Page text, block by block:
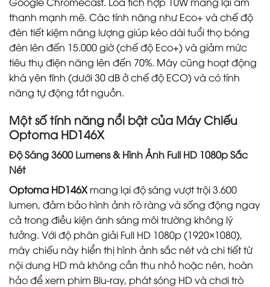
thanh mạnh mẽ. Các tính năng như Eco+ và chế độ
đèn tiết kiệm năng lượng giúp kéo dài tuổi thọ bóng
đèn lên đến 15.000 giờ (chế độ Eco+) và giảm mức
tiêu thụ điện năng lên đến 70%. Máy cũng hoạt động
khá yên tĩnh (dưới 30 dB ở chế độ ECO) và có tính
năng tự động tắt nguồn.
Một số tính năng nổi bật của Máy Chiếu
Optoma HD146X
Độ Sáng 3600 Lumens & Hình Ảnh Full HD 1080p Sắc
Nét
Optoma HD146X mang lại độ sáng vượt trội 3.600
lumen, đảm bảo hình ảnh rõ ràng và sống động ngay
cả trong điều kiện ánh sáng môi trường không lý
tưởng. Với độ phân giải Full HD 1080p (1920×1080),
máy chiếu này hiển thị hình ảnh sắc nét và chi tiết từ
nội dung HD mà không cần thu nhỏ hoặc nén, hoàn
hảo để xem phim Blu-ray, phát sóng HD và chơi trò